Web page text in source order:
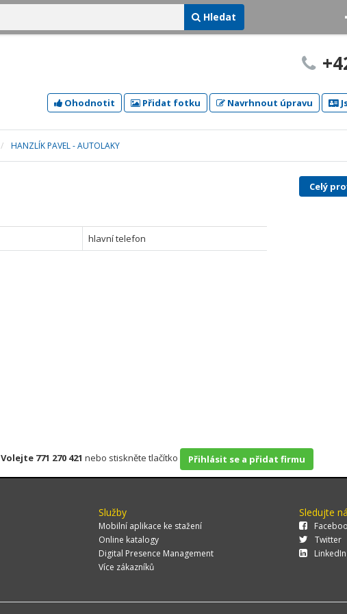
Hledat
Ohodnotit Přidat fotku Navrhnout úpravu
HANZLÍK PAVEL - AUTOLAKY
hlavní telefon
Celý
Volejte 771 270 421 nebo stiskněte tlačítko Přihlásit se a přidat firmu
Služby
Mobilní aplikace ke stažení
Online katalogy
Digital Presence Management
Více zákazníků
Sledujte
Twitter
LinkedIn